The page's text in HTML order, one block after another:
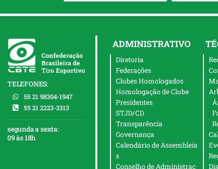
TELEFONES:
55 21 98304-1947
55 21 2223-3313
segunda a sexta:
09 às 18h
ADMINISTRATIVO
Diretoria
Federações
Clubes Homologados
Homologação de Clube
Presidentes
STJD/CD
Transparência
Governança
Calendário de Assembleia
s
Conselho de Administraç